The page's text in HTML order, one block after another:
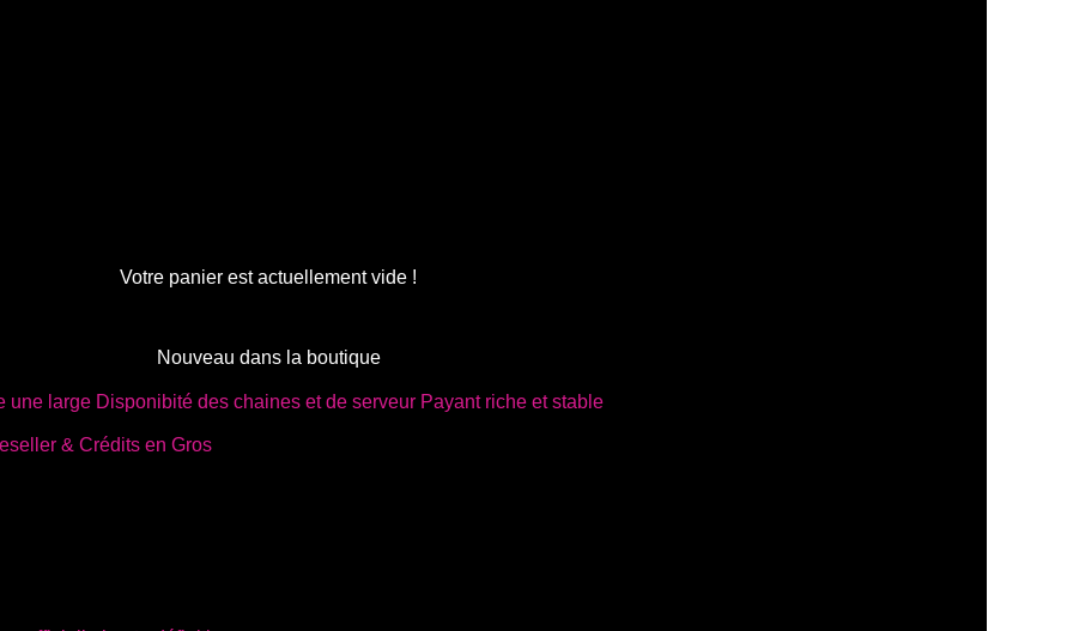
Votre panier est actuellement vide !
Nouveau dans la boutique
& Crédits en Gros